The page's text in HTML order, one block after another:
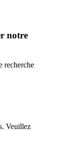
notre
recherche
Veuillez